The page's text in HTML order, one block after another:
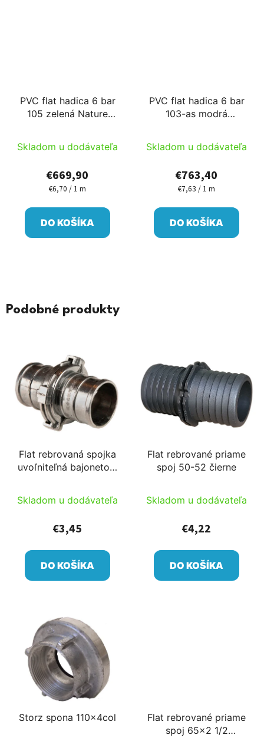
PVC flat hadica 6 bar
105 zelená Nature
Skladom u dodávateľa
€669,90
Jednotková
€6,70 / 1 m
DO KOŠÍKA
PVC flat hadica 6 bar
103-as modrá
Skladom u dodávateľa
€763,40
Jednotková
€7,63 / 1 m
DO KOŠÍKA
Podobné produkty
Flat rebrovaná spojka
uvoľniteľná bajonetom
Skladom u dodávateľa
€3,45
DO KOŠÍKA
Flat rebrované priame
spoj 50-52 čierne
Skladom u dodávateľa
€4,22
DO KOŠÍKA
Storz spona 110x4col
Flat rebrované priame
spoj 65x2 1/2